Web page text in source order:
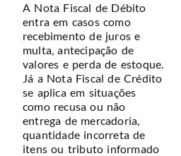
A Nota Fiscal de Débito
entra em casos como
recebimento de juros e
multa, antecipação de
valores e perda de estoque.
Já a Nota Fiscal de Crédito
se aplica em situações
como recusa ou não
entrega de mercadoria,
quantidade incorreta de
itens ou tributo informado